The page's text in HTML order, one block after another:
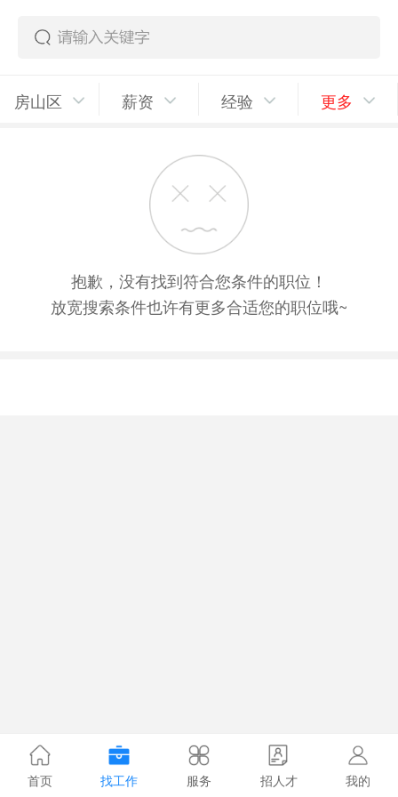
房山区 薪资 经验 更多
抱歉，没有找到符合您条件的职位！
放宽搜索条件也许有更多合适您的职位哦~
首页 找工作 服务 招人才 我的